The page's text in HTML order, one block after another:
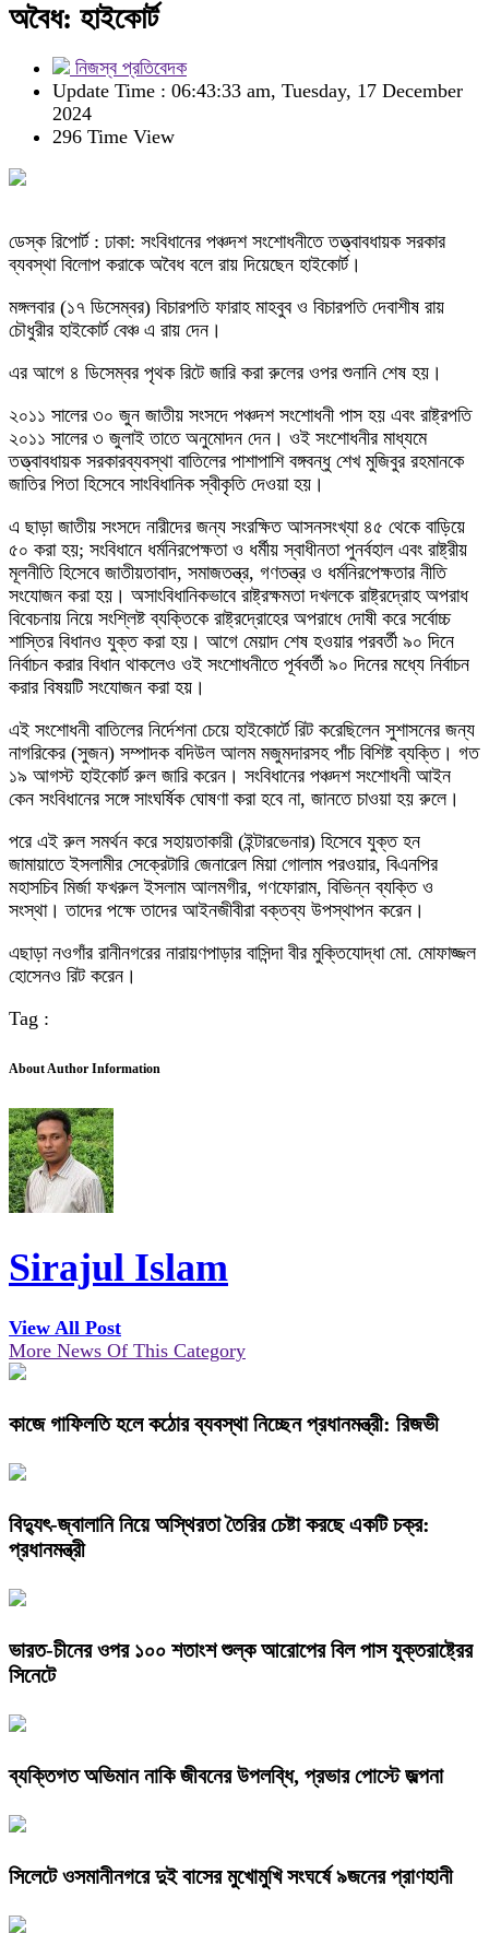
অবৈধ: হাইকোর্ট
নিজস্ব প্রতিবেদক
Update Time : 06:43:33 am, Tuesday, 17 December
2024
296 Time View
ডেস্ক রিপোর্ট : ঢাকা: সংবিধানের পঞ্চদশ সংশোধনীতে তত্ত্বাবধায়ক সরকার
ব্যবস্থা বিলোপ করাকে অবৈধ বলে রায় দিয়েছেন হাইকোর্ট।
মঙ্গলবার (১৭ ডিসেম্বর) বিচারপতি ফারাহ মাহবুব ও বিচারপতি দেবাশীষ রায়
চৌধুরীর হাইকোর্ট বেঞ্চ এ রায় দেন।
এর আগে ৪ ডিসেম্বর পৃথক রিটে জারি করা রুলের ওপর শুনানি শেষ হয়।
২০১১ সালের ৩০ জুন জাতীয় সংসদে পঞ্চদশ সংশোধনী পাস হয় এবং রাষ্ট্রপতি
২০১১ সালের ৩ জুলাই তাতে অনুমোদন দেন। ওই সংশোধনীর মাধ্যমে
তত্ত্বাবধায়ক সরকারব্যবস্থা বাতিলের পাশাপাশি বঙ্গবন্ধু শেখ মুজিবুর রহমানকে
জাতির পিতা হিসেবে সাংবিধানিক স্বীকৃতি দেওয়া হয়।
এ ছাড়া জাতীয় সংসদে নারীদের জন্য সংরক্ষিত আসনসংখ্যা ৪৫ থেকে বাড়িয়ে
৫০ করা হয়; সংবিধানে ধর্মনিরপেক্ষতা ও ধর্মীয় স্বাধীনতা পুনর্বহাল এবং রাষ্ট্রীয়
মূলনীতি হিসেবে জাতীয়তাবাদ, সমাজতন্ত্র, গণতন্ত্র ও ধর্মনিরপেক্ষতার নীতি
সংযোজন করা হয়। অসাংবিধানিকভাবে রাষ্ট্রক্ষমতা দখলকে রাষ্ট্রদ্রোহ অপরাধ
বিবেচনায় নিয়ে সংশ্লিষ্ট ব্যক্তিকে রাষ্ট্রদ্রোহের অপরাধে দোষী করে সর্বোচ্চ
শাস্তির বিধানও যুক্ত করা হয়। আগে মেয়াদ শেষ হওয়ার পরবর্তী ৯০ দিনে
নির্বাচন করার বিধান থাকলেও ওই সংশোধনীতে পূর্ববর্তী ৯০ দিনের মধ্যে নির্বাচন
করার বিষয়টি সংযোজন করা হয়।
এই সংশোধনী বাতিলের নির্দেশনা চেয়ে হাইকোর্টে রিট করেছিলেন সুশাসনের জন্য
নাগরিকের (সুজন) সম্পাদক বদিউল আলম মজুমদারসহ পাঁচ বিশিষ্ট ব্যক্তি। গত
১৯ আগস্ট হাইকোর্ট রুল জারি করেন। সংবিধানের পঞ্চদশ সংশোধনী আইন
কেন সংবিধানের সঙ্গে সাংঘর্ষিক ঘোষণা করা হবে না, জানতে চাওয়া হয় রুলে।
পরে এই রুল সমর্থন করে সহায়তাকারী (ইন্টারভেনার) হিসেবে যুক্ত হন
জামায়াতে ইসলামীর সেক্রেটারি জেনারেল মিয়া গোলাম পরওয়ার, বিএনপির
মহাসচিব মির্জা ফখরুল ইসলাম আলমগীর, গণফোরাম, বিভিন্ন ব্যক্তি ও
সংস্থা। তাদের পক্ষে তাদের আইনজীবীরা বক্তব্য উপস্থাপন করেন।
এছাড়া নওগাঁর রানীনগরের নারায়ণপাড়ার বাসিন্দা বীর মুক্তিযোদ্ধা মো. মোফাজ্জল
হোসেনও রিট করেন।
Tag :
About Author Information
Sirajul Islam
View All Post
More News Of This Category
কাজে গাফিলতি হলে কঠোর ব্যবস্থা নিচ্ছেন প্রধানমন্ত্রী: রিজভী
বিদ্যুৎ-জ্বালানি নিয়ে অস্থিরতা তৈরির চেষ্টা করছে একটি চক্র:
প্রধানমন্ত্রী
ভারত-চীনের ওপর ১০০ শতাংশ শুল্ক আরোপের বিল পাস যুক্তরাষ্ট্রের
সিনেটে
ব্যক্তিগত অভিমান নাকি জীবনের উপলব্ধি, প্রভার পোস্টে জল্পনা
সিলেটে ওসমানীনগরে দুই বাসের মুখোমুখি সংঘর্ষে ৯জনের প্রাণহানী